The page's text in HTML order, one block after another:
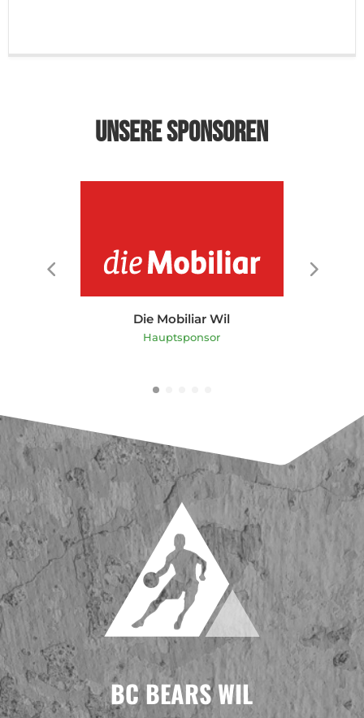
Unsere Sponsoren
Hedera Vita
Hauptsponsor
BC BEARS WIL